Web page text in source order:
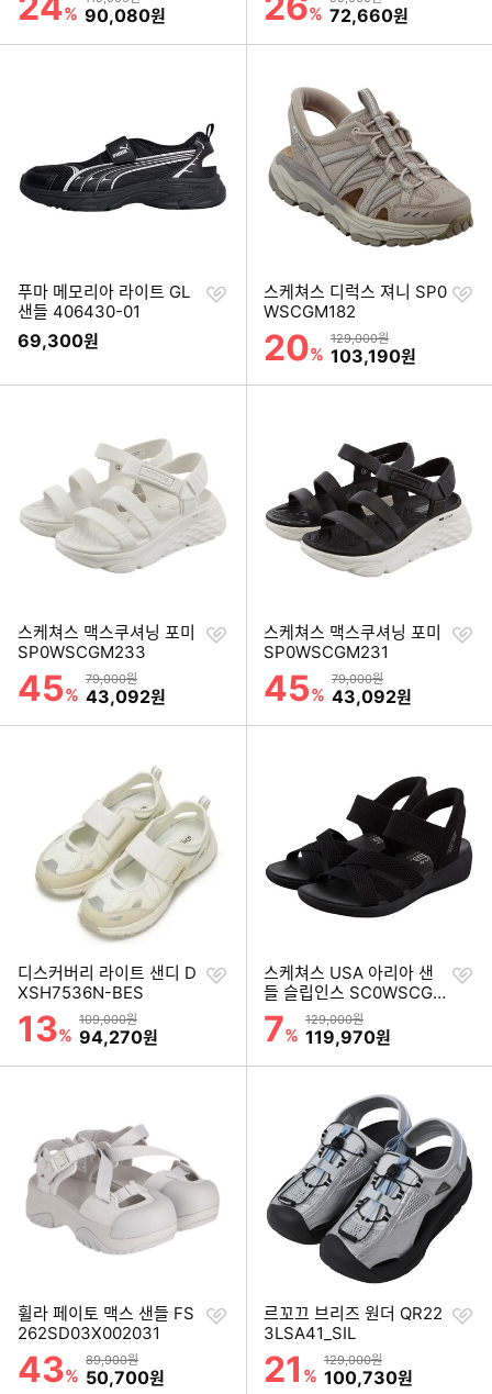
% 할인금액
90,080원 % 할인금액
72,660원
푸마 메모리아 라이트 GL
샌들 406430-01
69,300원
찜
스케쳐스 디럭스 져니 SP0
WSCGM182
할인률
20%
상품금액
129,000원
할인금액
103,190원
찜
스케쳐스 맥스쿠셔닝 포미
SP0WSCGM233
할인률
45%
상품금액
79,000원
할인금액
43,092원
찜
스케쳐스 맥스쿠셔닝 포미
SP0WSCGM231
할인률
45%
상품금액
79,000원
할인금액
43,092원
찜
디스커버리 라이트 샌디 D
XSH7536N-BES
할인률
13%
상품금액
109,000원
할인금액
94,270원
찜
스케쳐스 USA 아리아 샌
들 슬립인스 SC0WSCGM
061
할인률
7%
상품금액
129,000원
할인금액
119,970원
찜
휠라 페이토 맥스 샌들 FS
262SD03X002031
할인률
43%
상품금액
89,900원
할인금액
50,700원
찜
르꼬끄 브리즈 원더 QR22
3LSA41_SIL
할인률
21 %
상품금액
129,000원
할인금액
100,730원
찜